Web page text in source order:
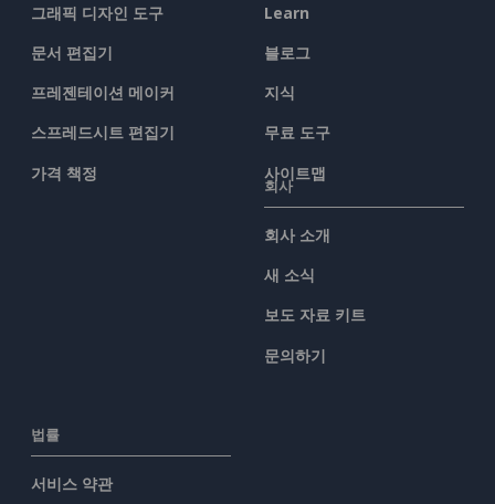
그래픽 디자인 도구
문서 편집기
프레젠테이션 메이커
스프레드시트 편집기
가격 책정
Learn
블로그
지식
무료 도구
사이트맵
회사
회사 소개
새 소식
보도 자료 키트
문의하기
법률
서비스 약관